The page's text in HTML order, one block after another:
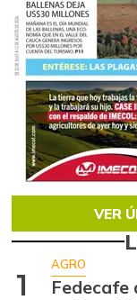
VER
1
AGRO
Fedecafe